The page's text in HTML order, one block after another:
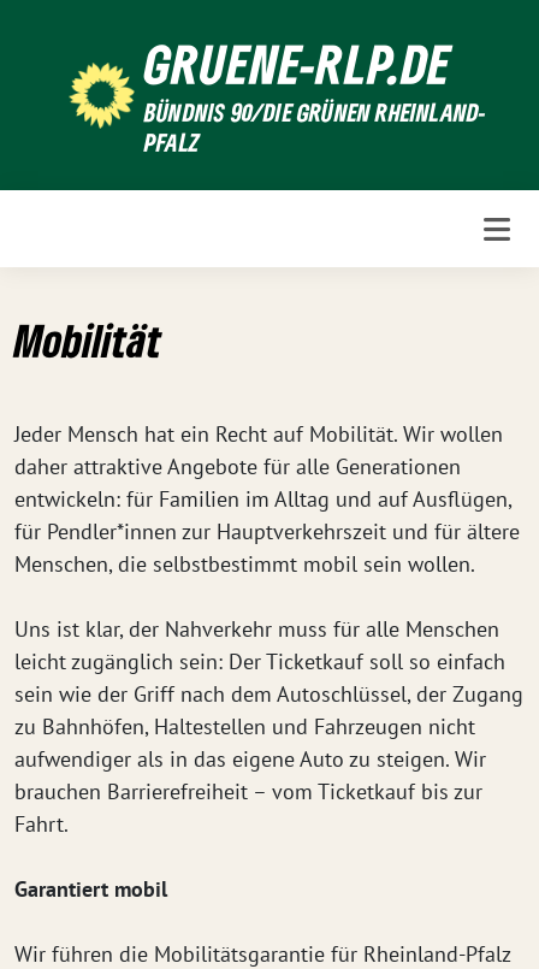
GRUENE-RLP.DE
BÜNDNIS 90/DIE GRÜNEN RHEINLAND-
PFALZ
Mobilität
Jeder Mensch hat ein Recht auf Mobilität. Wir wollen
daher attraktive Angebote für alle Generationen
entwickeln: für Familien im Alltag und auf Ausflügen,
für Pendler*innen zur Hauptverkehrszeit und für ältere
Menschen, die selbstbestimmt mobil sein wollen.
Uns ist klar, der Nahverkehr muss für alle Menschen
leicht zugänglich sein: Der Ticketkauf soll so einfach
sein wie der Griff nach dem Autoschlüssel, der Zugang
zu Bahnhöfen, Haltestellen und Fahrzeugen nicht
aufwendiger als in das eigene Auto zu steigen. Wir
brauchen Barrierefreiheit – vom Ticketkauf bis zur
Fahrt.
Garantiert mobil
Wir führen die Mobilitätsgarantie für Rheinland-Pfalz